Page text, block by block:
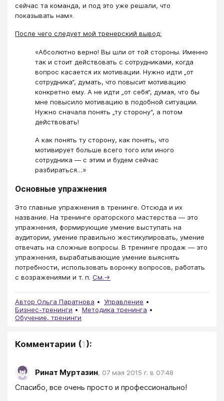
сейчас та команда, и под это уже решали, что
показывать нам».
После чего следует мой тренерский вывод:
«Абсолютно верно! Вы шли от той стороны. Именно
так и стоит действовать с сотрудниками, когда
вопрос касается их мотивации. Нужно идти „от
сотрудника“, думать, что повысит мотивацию
конкретно ему. А не идти „от себя“, думая, что бы
мне повысило мотивацию в подобной ситуации.
Нужно сначала понять „ту сторону“, а потом
действовать!
А как понять ту сторону, как понять, что
мотивирует больше всего того или иного
сотрудника — с этим и будем сейчас
разбираться…»
Основные упражнения
Это главные упражнения в тренинге. Отсюда и их
название. На тренинге ораторского мастерства — это
упражнения, формирующие умение выступать на
аудитории, умение правильно жестикулировать, умение
отвечать на сложные вопросы. В тренинге продаж — это
упражнения, вырабатывающие умение выяснять
потребности, использовать воронку вопросов, работать
с возражениями и т. п. См.→
Автор Ольга Паратнова
Управление
Бизнес-тренинги
Методика тренинга
Обучение, тренинги
Комментарии (1):
Ринат Муртазин, 07 мая 2015 г. в 07:48
Спасибо, все очень просто и профессионально!